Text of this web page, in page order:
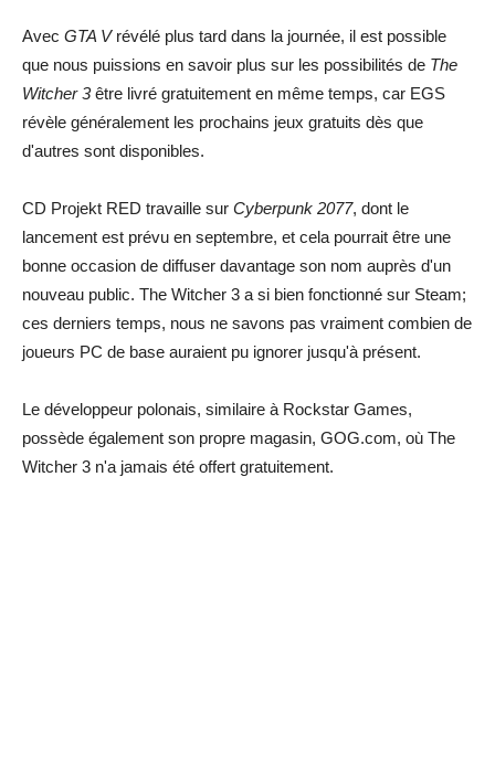
Avec GTA V révélé plus tard dans la journée, il est possible
que nous puissions en savoir plus sur les possibilités de The
Witcher 3être livré gratuitement en même temps, car EGS
révèle généralement les prochains jeux gratuits dès que
d'autres sont disponibles.
CD Projekt RED travaille sur Cyberpunk 2077, dont le
lancement est prévu en septembre, et cela pourrait être une
bonne occasion de diffuser davantage son nom auprès d'un
nouveau public. The Witcher 3 a si bien fonctionné sur Steam;
ces derniers temps, nous ne savons pas vraiment combien de
joueurs PC de base auraient pu ignorer jusqu'à présent.
Le développeur polonais, similaire à Rockstar Games,
possède également son propre magasin, GOG.com, où The
Witcher 3 n'a jamais été offert gratuitement.